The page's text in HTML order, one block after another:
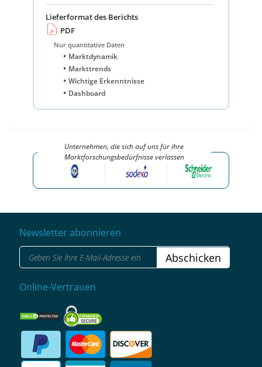
Lieferformat des Berichts
PDF
Nur quantitative Daten
Marktdynamik
Markttrends
Wichtige Erkenntnisse
Dashboard
Unternehmen, die sich auf uns für ihre
Marktforschungsbedürfnisse verlassen
Newsletter abonnieren
Abschicken
Online-Vertrauen